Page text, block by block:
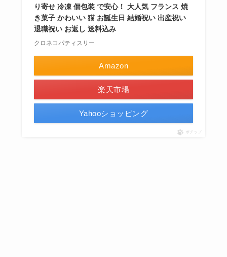
り寄せ 冷凍 個包装 で安心！ 大人気 フランス 焼
き菓子 かわいい 猫 お誕生日 結婚祝い 出産祝い
退職祝い お返し 送料込み
クロネコパティスリー
Amazon
楽天市場
Yahooショッピング
ポチップ